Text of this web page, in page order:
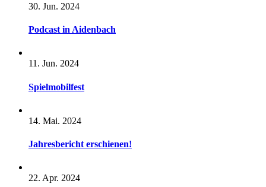
30. Jun. 2024
Podcast in Aidenbach
11. Jun. 2024
Spielmobilfest
14. Mai. 2024
Jahresbericht erschienen!
22. Apr. 2024